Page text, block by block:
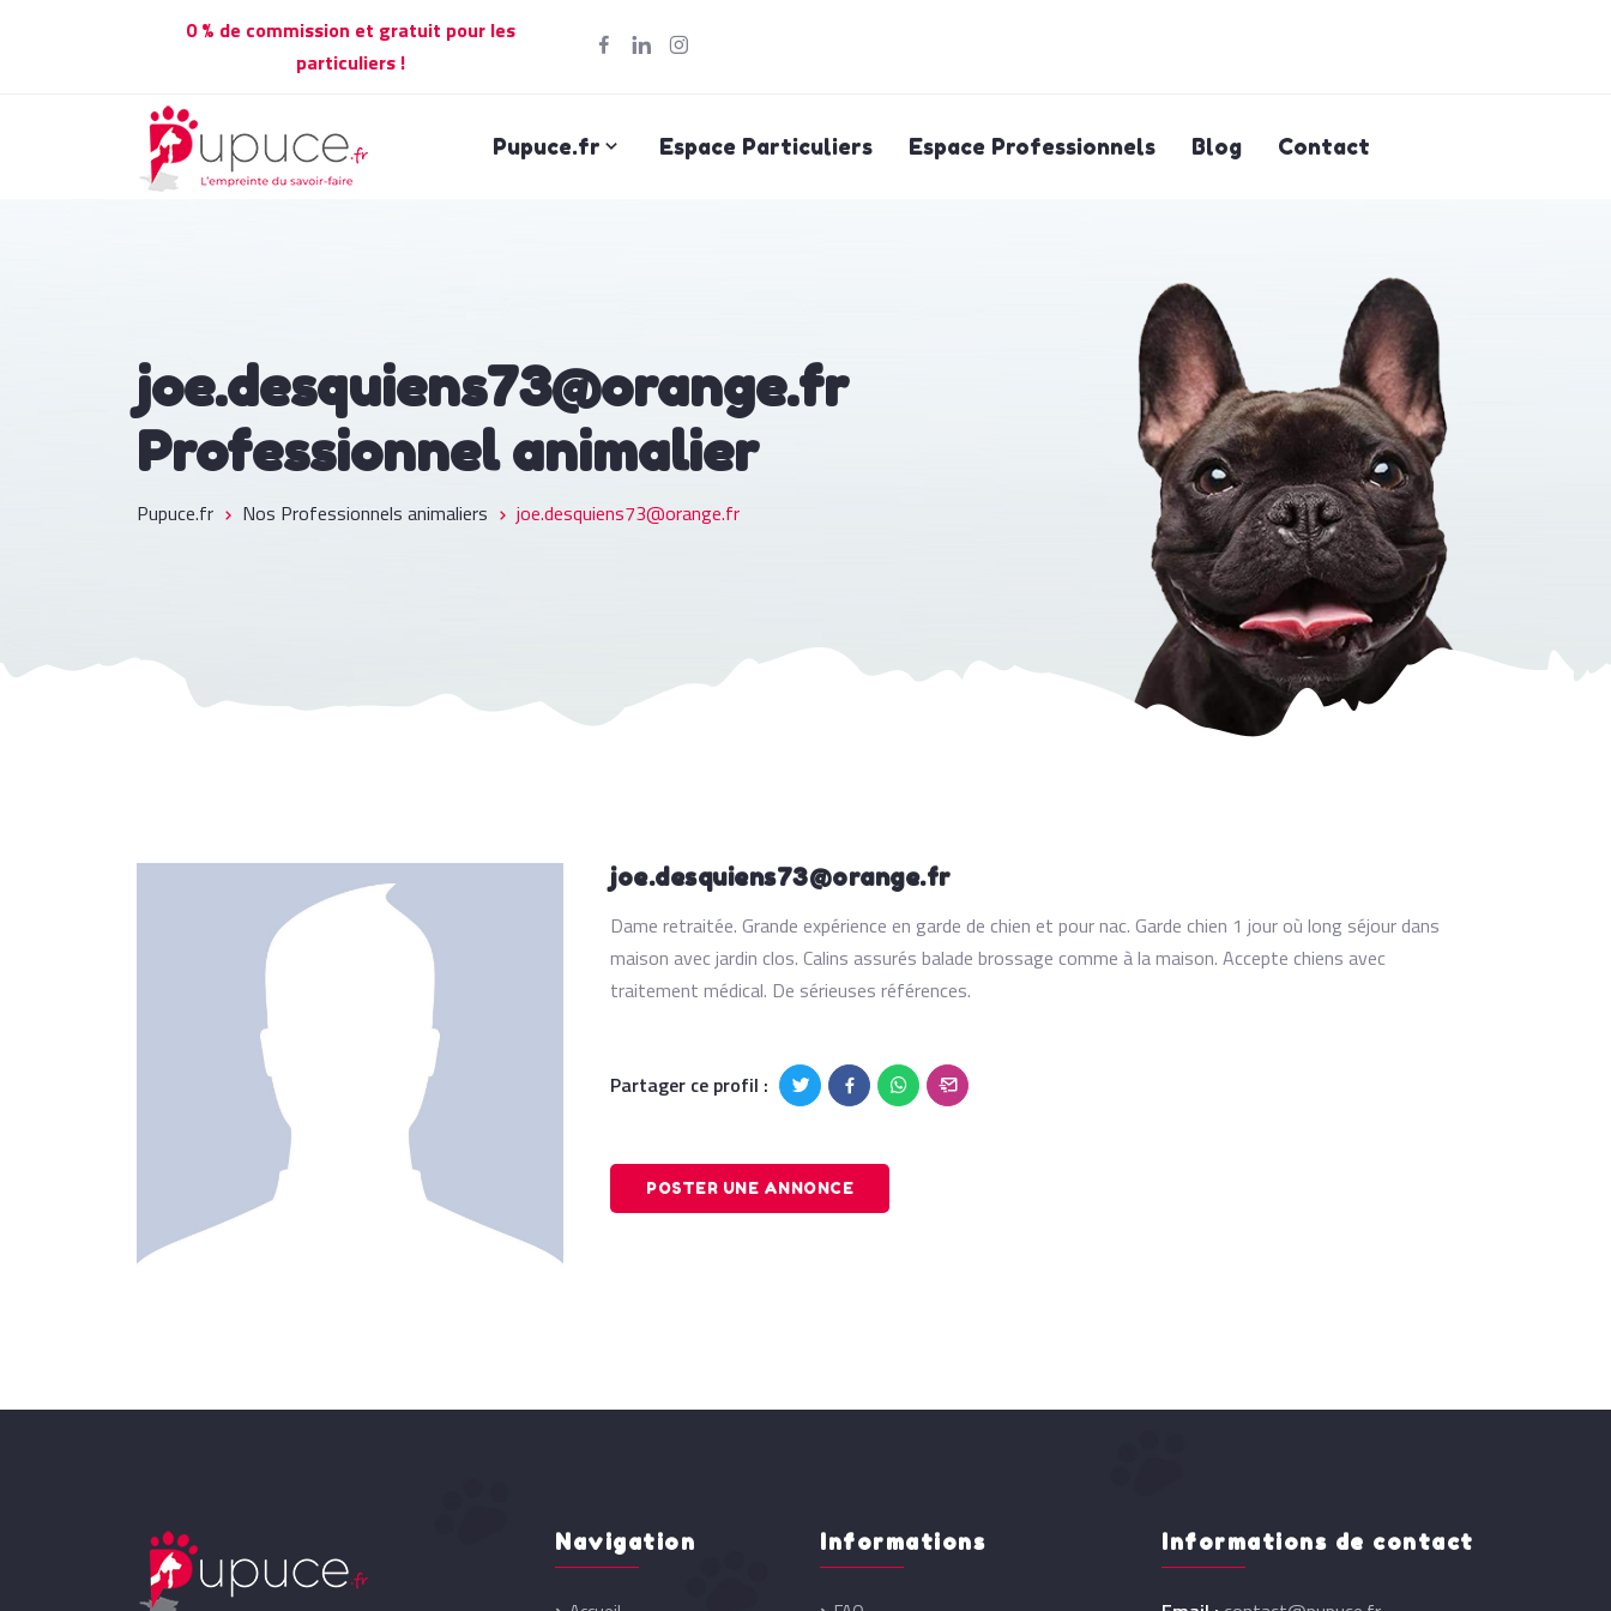
0 % de commission et gratuit pour les
particuliers !
Pupuce.fr Espace Particuliers Espace Professionnels Blog Contact
joe.desquiens73@orange.fr
Professionnel animalier
Pupuce.fr Nos Professionnels animaliers joe.desquiens73@orange.fr
joe.desquiens73@orange.fr
Dame retraitée. Grande expérience en garde de chien et pour nac. Garde chien 1 jour où long séjour dans
maison avec jardin clos. Calins assurés balade brossage comme à la maison. Accepte chiens avec
traitement médical. De sérieuses références.
Partager ce profil :
POSTER UNE ANNONCE
Navigation Informations Informations de contact